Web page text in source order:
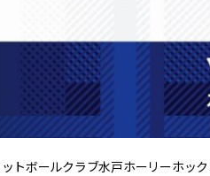
トボールクラブ水戸ホーリーホッ